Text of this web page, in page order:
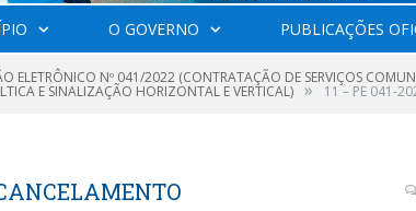
O GOVERNO PUBLICAÇÕES
ELETRÔNICO Nº 041/2022 (CONTRATAÇÃO DE SERVIÇOS
E SINALIZAÇÃO HORIZONTAL E VERTICAL) » 11 – PE 041-